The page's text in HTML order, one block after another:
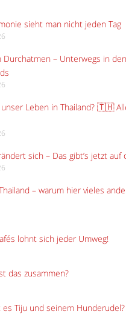
sieht man nicht jeden Tag
Durchatmen – Unterwegs in
Leben in Thailand? 🇹🇭
sich – Das gibt’s jetzt auf
– warum hier vieles
lohnt sich jeder Umweg!
das zusammen?
es Tiju und seinem Hunderudel?